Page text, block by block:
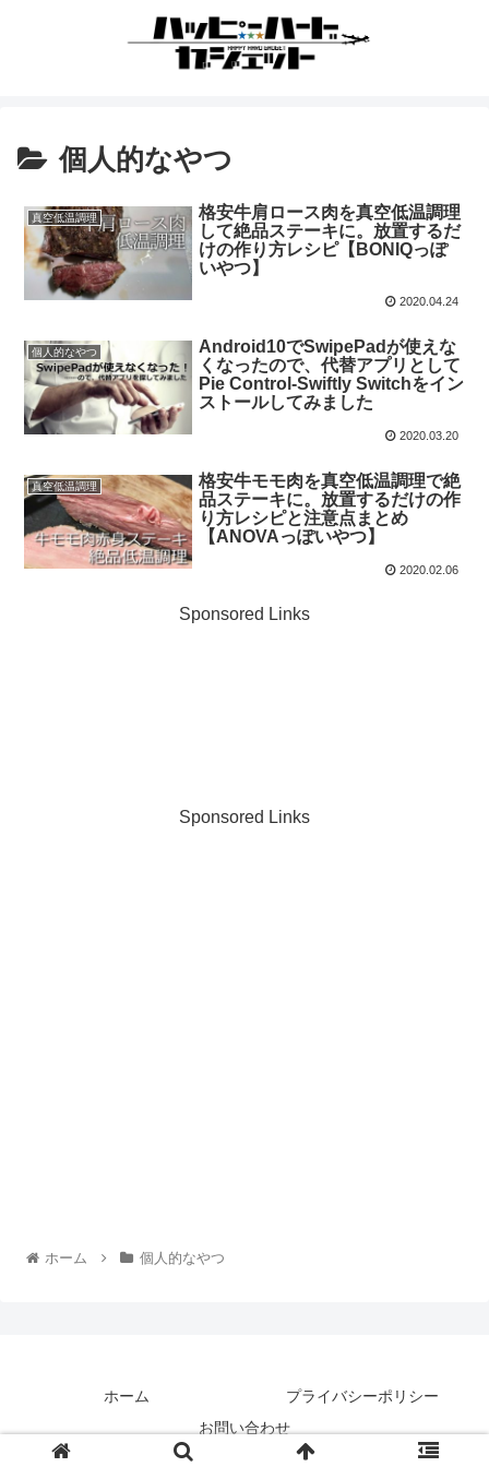
個人的なやつ
真空低温調理
格安牛肩ロース肉を真空低温調理
して絶品ステーキに。放置するだ
けの作り方レシピ【BONIQっぽ
いやつ】
2020.04.24
個人的なやつ
Android10でSwipePadが使えな
くなったので、代替アプリとして
Pie Control-Swiftly Switchをイン
ストールしてみました
2020.03.20
真空低温調理
格安牛モモ肉を真空低温調理で絶
品ステーキに。放置するだけの作
り方レシピと注意点まとめ
【ANOVAっぽいやつ】
2020.02.06
Sponsored Links
Sponsored Links
ホーム 個人的なやつ
ホーム
プライバシーポリシー
お問い合わせ